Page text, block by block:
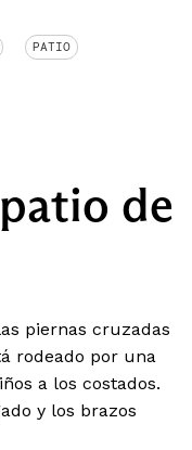
PATIO
de
piernas cruzadas
rodeado por una
a los costados.
y los brazos